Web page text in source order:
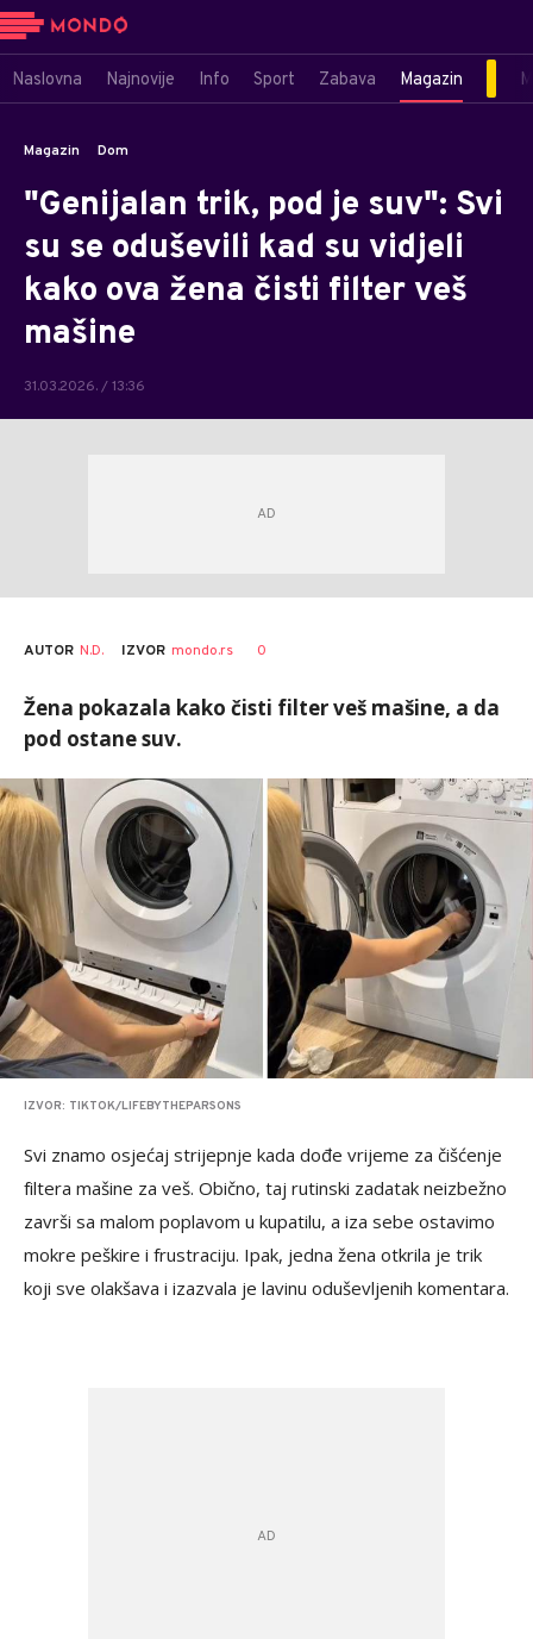
Naslovna Najnovije Info Sport Zabava Magazin
Magazin Dom
"Genijalan trik, pod je suv": Svi
su se oduševili kad su vidjeli
kako ova žena čisti filter veš
mašine
31.03.2026. / 13:36
AUTOR N.D. IZVOR mondo.rs 0
Žena pokazala kako čisti filter veš mašine, a da
pod ostane suv.
IZVOR: TIKTOK/LIFEBYTHEPARSONS
Svi znamo osjećaj strijepnje kada dođe vrijeme za čišćenje
filtera mašine za veš. Obično, taj rutinski zadatak neizbežno
završi sa malom poplavom u kupatilu, a iza sebe ostavimo
mokre peškire i frustraciju. Ipak, jedna žena otkrila je trik
koji sve olakšava i izazvala je lavinu oduševljenih komentara.